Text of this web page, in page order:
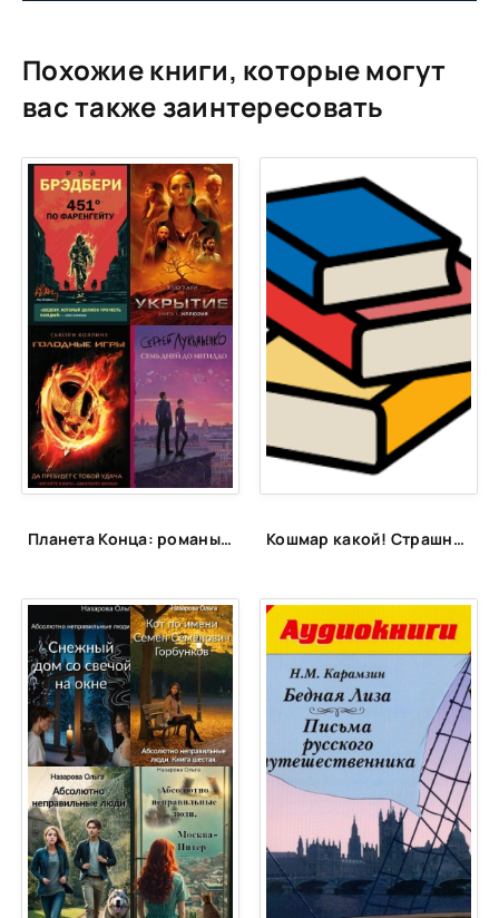
17
19
20
21
22
23
24
25
26
30
31
32
33
34
35
Похожие книги, которые могут
вас также заинтересовать
Планета Конца: романы-катастрофы, пост-апокалипсис и антиутопии Кошмар какой! Страшные книги для самых смелых